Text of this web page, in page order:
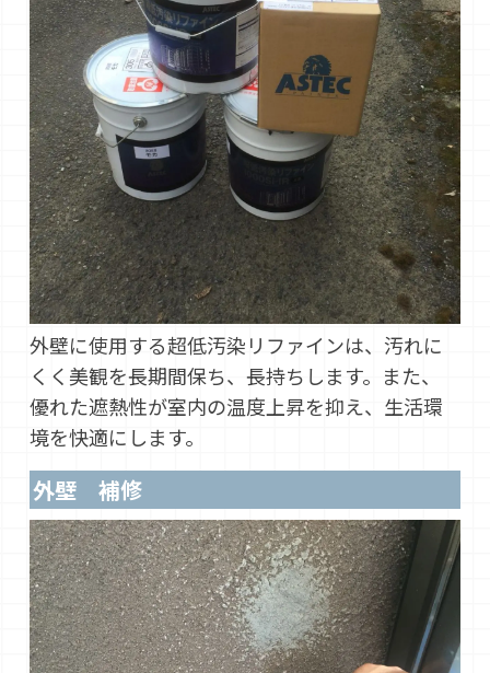
外壁に使用する超低汚染リファインは、汚れに
くく美観を長期間保ち、長持ちします。また、
優れた遮熱性が室内の温度上昇を抑え、生活環
境を快適にします。
外壁 補修